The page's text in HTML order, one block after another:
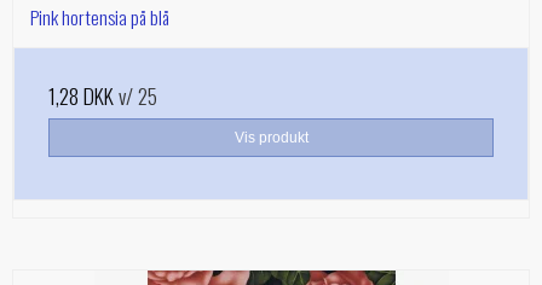
Pink hortensia på blå
1,28 DKKv/ 25
Vis produkt